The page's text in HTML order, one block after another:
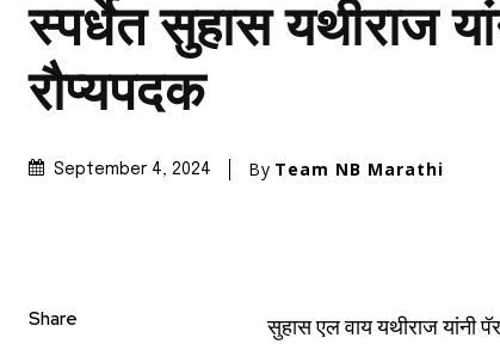
स्पर्धेत सुहास यथीराज
रौप्यपदक
September 4, 2024 By Team NB Marathi
Share
सुहास एल वाय यथीराज यांनी